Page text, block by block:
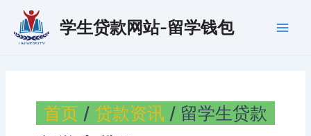
学生贷款网站-留学钱包
首页 贷款资讯 留学生贷款